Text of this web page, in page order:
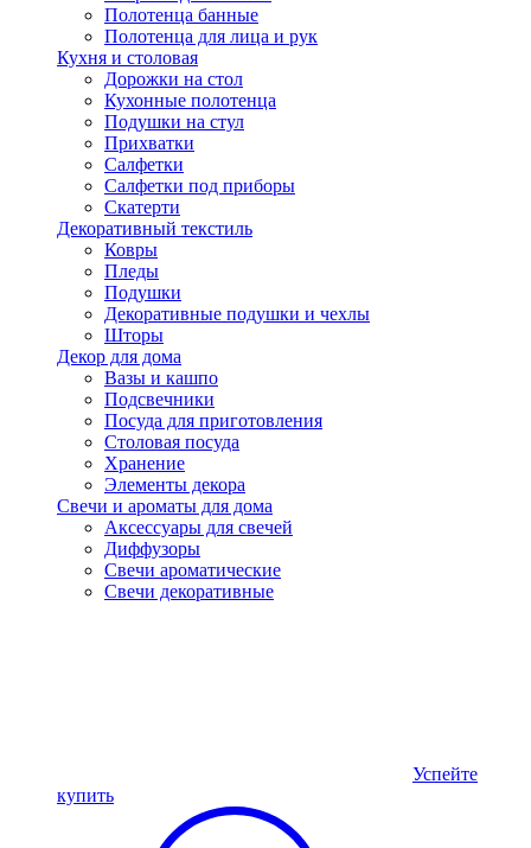
Полотенца банные
Полотенца для лица и рук
Кухня и столовая
Дорожки на стол
Кухонные полотенца
Подушки на стул
Прихватки
Салфетки
Салфетки под приборы
Скатерти
Декоративный текстиль
Ковры
Пледы
Подушки
Декоративные подушки и чехлы
Шторы
Декор для дома
Вазы и кашпо
Подсвечники
Посуда для приготовления
Столовая посуда
Хранение
Элементы декора
Свечи и ароматы для дома
Аксессуары для свечей
Диффузоры
Свечи ароматические
Свечи декоративные
Успейте
купить